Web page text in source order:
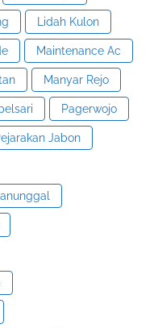
Lidah Kulon
Maintenance Ac
Manyar Rejo
Pagerwojo
Jabon